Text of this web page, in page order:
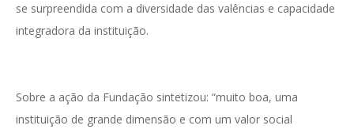
se surpreendida com a diversidade das valências e capacidade
integradora da instituição.
Sobre a ação da Fundação sintetizou: “muito boa, uma
instituição de grande dimensão e com um valor social